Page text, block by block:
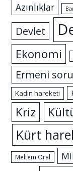
Azınlıklar
Devlet
Ekonomi
Ermeni
Kadın hareketi
Kriz
Kürt
Meltem Oral